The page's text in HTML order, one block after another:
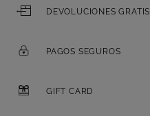
DEVOLUCIONES GRATIS
PAGOS SEGUROS
GIFT CARD